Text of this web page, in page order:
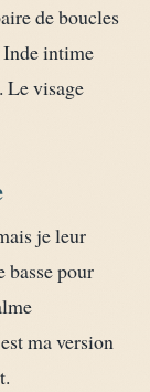
de boucles
intime
Le visage
je leur
basse pour
ma version